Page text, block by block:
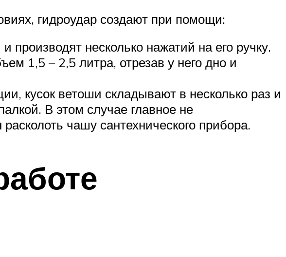
гидроудар создают при помощи:
несколько нажатий на его ручку.
1,5 – 2,5 литра, отрезав у него дно и
кусок ветоши складывают в несколько раз и
В этом случае главное не
чашу сантехнического прибора.